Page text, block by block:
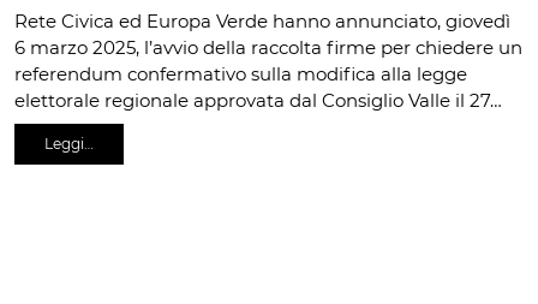
Rete Civica ed Europa Verde hanno annunciato, giovedì
6 marzo 2025, l’avvio della raccolta firme per chiedere un
referendum confermativo sulla modifica alla legge
elettorale regionale approvata dal Consiglio Valle il 27…
Leggi…